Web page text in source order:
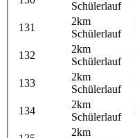
Schülerlauf
131
2km
Schülerlauf
132
2km
Schülerlauf
133
2km
Schülerlauf
134
2km
Schülerlauf
2km